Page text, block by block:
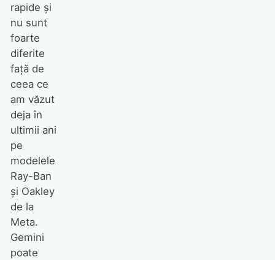
rapide și
nu sunt
foarte
diferite
față de
ceea ce
am văzut
deja în
ultimii ani
pe
modelele
Ray-Ban
și Oakley
de la
Meta.
Gemini
poate